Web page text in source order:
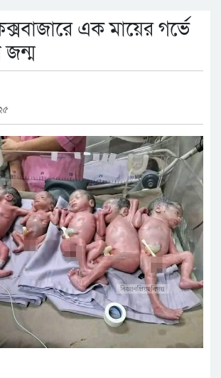
এক মায়ের গর্ভে
জন্ম